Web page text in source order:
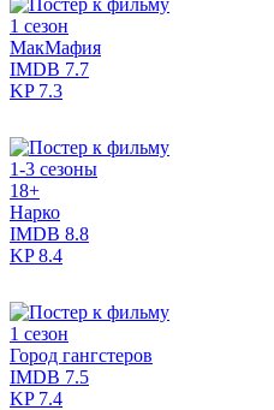
1 сезон
МакМафия
IMDB 7.7
KP7.3
1-3 сезоны
18+
Нарко
IMDB 8.8
KP8.4
1 сезон
Город гангстеров
IMDB 7.5
KP7.4